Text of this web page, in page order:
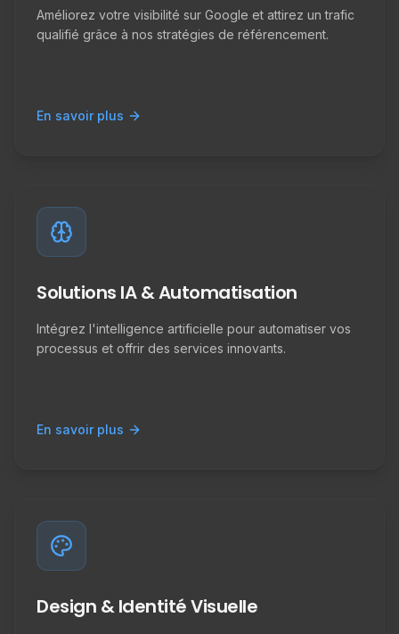
Améliorez votre visibilité sur Google et attirez un trafic
qualifié grâce à nos stratégies de référencement.
En savoir plus
Solutions IA & Automatisation
Intégrez l'intelligence artificielle pour automatiser vos
processus et offrir des services innovants.
En savoir plus
Design & Identité Visuelle